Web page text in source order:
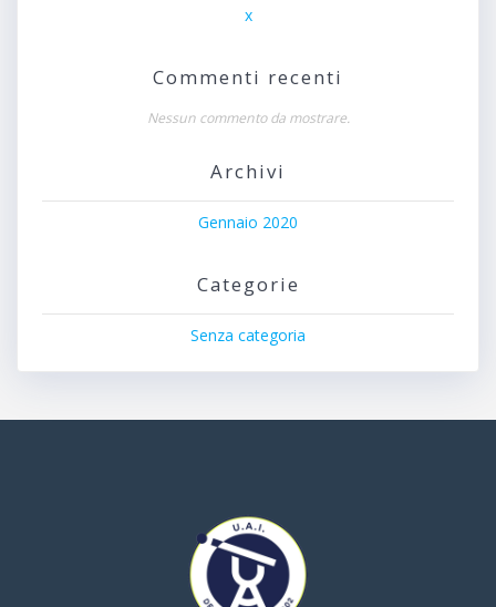
x
Commenti recenti
Nessun commento da mostrare.
Archivi
Gennaio 2020
Categorie
Senza categoria